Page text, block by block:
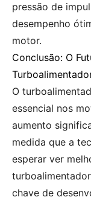
pressão de
desempenho
motor.
Conclusão: O
O
essencial nos
aumento
medida que a
esperar ver
chave de